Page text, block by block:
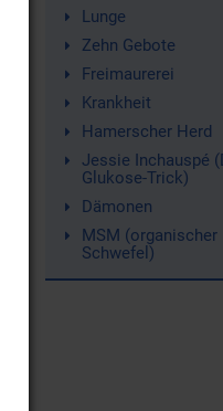
Lunge
Zehn Gebote
Freimaurerei
Krankheit
Hamerscher Herd
Jessie Inchauspé
Glukose-Trick)
Dämonen
MSM (organischer
Schwefel)